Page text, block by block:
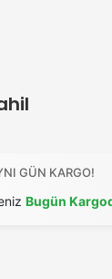
GÜN KARGO!
Bugün